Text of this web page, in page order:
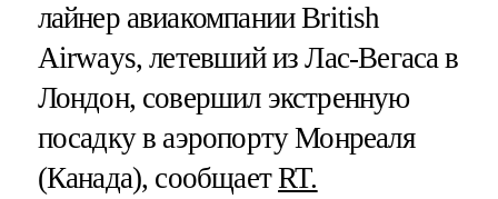
лайнер авиакомпании British
Airways, летевший из Лас-Вегаса в
Лондон, совершил экстренную
посадку в аэропорту Монреаля
(Канада), сообщаетRT.